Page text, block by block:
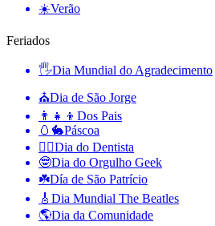
☀️Verão
Feriados
🖐Dia Mundial do Agradecimento
⛪️Dia de São Jorge
👨‍👧‍👦 Dos Pais
🥚🐇Páscoa
👨‍⚕️Dia do Dentista
🤓Dia do Orgulho Geek
☘️Día de São Patrício
🎸 Dia Mundial The Beatles
🌎Dia da Comunidade